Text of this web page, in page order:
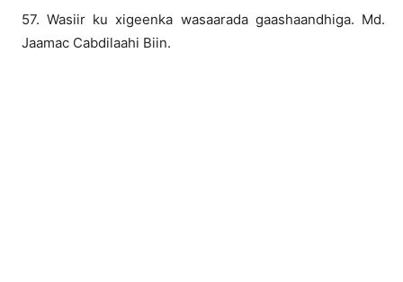
57. Wasiir ku xigeenka wasaarada gaashaandhiga. Md.
Jaamac Cabdilaahi Biin.